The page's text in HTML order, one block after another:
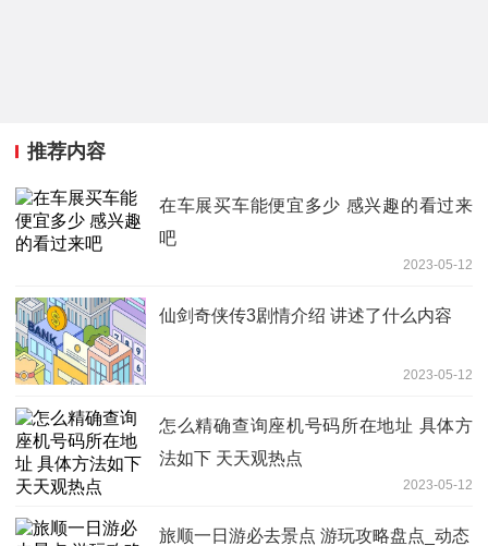
推荐内容
在车展买车能便宜多少 感兴趣的看过来
吧
2023-05-12
仙剑奇侠传3剧情介绍 讲述了什么内容
2023-05-12
怎么精确查询座机号码所在地址 具体方
法如下 天天观热点
2023-05-12
旅顺一日游必去景点 游玩攻略盘点_动态